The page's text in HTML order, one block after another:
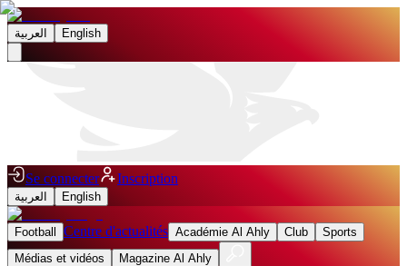
العربية English
Se connecter Inscription
العربية English
Football Centre d'actualités Académie Al Ahly Club
Sports
Médias et vidéos
Magazine Al Ahly